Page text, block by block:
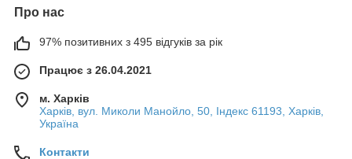
Про нас
97% позитивних з 495 відгуків за рік
Працює з 26.04.2021
м. Харків
Харків, вул. Миколи Манойло, 50, Індекс 61193, Харків,
Україна
Контакти